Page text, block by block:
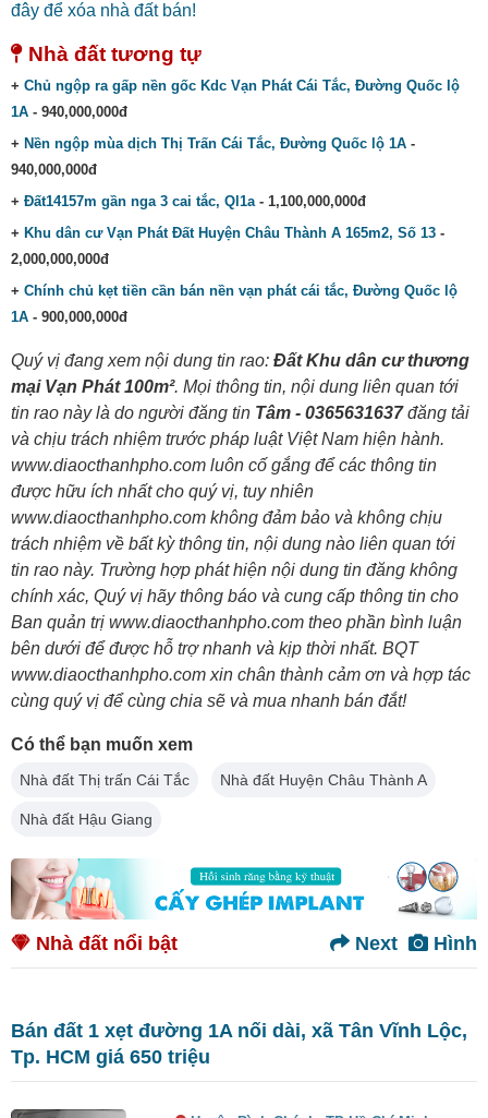
đây để xóa nhà đất bán!
Nhà đất tương tự
+ Chủ ngộp ra gấp nền gốc Kdc Vạn Phát Cái Tắc, Đường Quốc lộ
1A - 940,000,000đ
+ Nền ngộp mùa dịch Thị Trấn Cái Tắc, Đường Quốc lộ 1A -
940,000,000đ
+ Đất14157m gần nga 3 cai tắc, Ql1a- 1,100,000,000đ
+ Khu dân cư Vạn Phát Đất Huyện Châu Thành A 165m2, Số 13 -
2,000,000,000đ
+ Chính chủ kẹt tiền cần bán nền vạn phát cái tắc, Đường Quốc lộ
1A - 900,000,000đ
Quý vị đang xem nội dung tin rao: Đất Khu dân cư thương
mại Vạn Phát 100m². Mọi thông tin, nội dung liên quan tới
tin rao này là do người đăng tin Tâm - 0365631637đăng tải
và chịu trách nhiệm trước pháp luật Việt Nam hiện hành.
www.diaocthanhpho.com luôn cố gắng để các thông tin
được hữu ích nhất cho quý vị, tuy nhiên
www.diaocthanhpho.com không đảm bảo và không chịu
trách nhiệm về bất kỳ thông tin, nội dung nào liên quan tới
tin rao này. Trường hợp phát hiện nội dung tin đăng không
chính xác, Quý vị hãy thông báo và cung cấp thông tin cho
Ban quản trị www.diaocthanhpho.com theo phần bình luận
bên dưới để được hỗ trợ nhanh và kịp thời nhất. BQT
www.diaocthanhpho.com xin chân thành cảm ơn và hợp tác
cùng quý vị để cùng chia sẽ và mua nhanh bán đắt!
Có thể bạn muốn xem
Nhà đất Thị trấn Cái Tắc Nhà đất Huyện Châu Thành A
Nhà đất Hậu Giang
Nhà đất nổi bật Hình
Next
Bán đất 1 xẹt đường 1A nối dài, xã Tân Vĩnh Lộc,
Tp. HCM giá 650 triệu